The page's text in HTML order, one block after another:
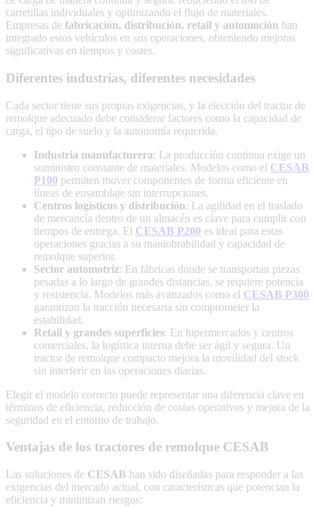
carretillas individuales y optimizando el flujo de materiales.
Empresas de fabricación, distribución, retail y automoción han
integrado estos vehículos en sus operaciones, obteniendo mejoras
significativas en tiempos y costes.
Diferentes industrias, diferentes necesidades
Cada sector tiene sus propias exigencias, y la elección del tractor de
remolque adecuado debe considerar factores como la capacidad de
carga, el tipo de suelo y la autonomía requerida.
Industria manufacturera: La producción continua exige un
suministro constante de materiales. Modelos como el CESAB
P100 permiten mover componentes de forma eficiente en
líneas de ensamblaje sin interrupciones.
Centros logísticos y distribución: La agilidad en el traslado
de mercancía dentro de un almacén es clave para cumplir con
tiempos de entrega. El CESAB P200 es ideal para estas
operaciones gracias a su maniobrabilidad y capacidad de
remolque superior.
Sector automotriz: En fábricas donde se transportan piezas
pesadas a lo largo de grandes distancias, se requiere potencia
y resistencia. Modelos más avanzados como el CESAB P300
garantizan la tracción necesaria sin comprometer la
estabilidad.
Retail y grandes superficies: En hipermercados y centros
comerciales, la logística interna debe ser ágil y segura. Un
tractor de remolque compacto mejora la movilidad del stock
sin interferir en las operaciones diarias.
Elegir el modelo correcto puede representar una diferencia clave en
términos de eficiencia, reducción de costos operativos y mejora de la
seguridad en el entorno de trabajo.
Ventajas de los tractores de remolque CESAB
Las soluciones de CESAB han sido diseñadas para responder a las
exigencias del mercado actual, con características que potencian la
eficiencia y minimizan riesgos: